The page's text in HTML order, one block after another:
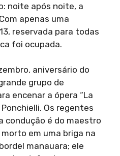
noite após noite, a
apenas uma
reservada para todas
foi ocupada.
aniversário do
grupo de
encenar a ópera “La
Os regentes
condução é do maestro
em uma briga na
manauara; ele